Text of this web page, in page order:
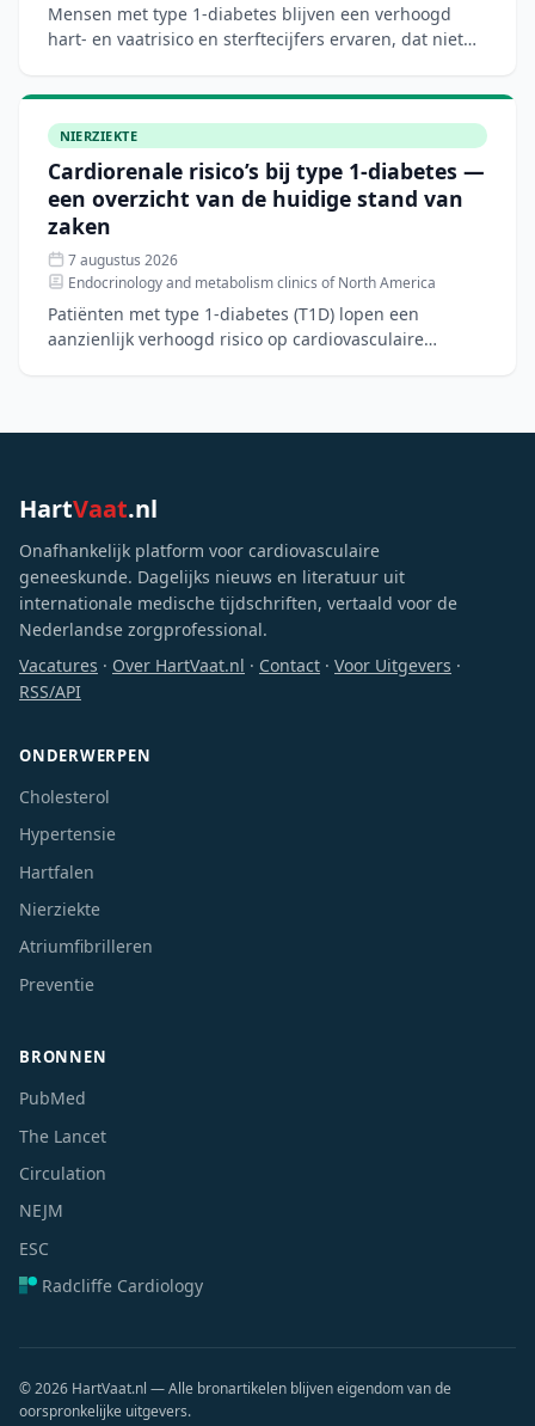
Mensen met type 1-diabetes blijven een verhoogd
hart- en vaatrisico en sterftecijfers ervaren, dat niet
NIERZIEKTE
Cardiorenale risico’s bij type 1-diabetes —
een overzicht van de huidige stand van
zaken
7 augustus 2026
Endocrinology and metabolism clinics of North America
Patiënten met type 1-diabetes (T1D) lopen een
aanzienlijk verhoogd risico op cardiovasculaire
HartVaat.nl
Onafhankelijk platform voor cardiovasculaire
geneeskunde. Dagelijks nieuws en literatuur uit
internationale medische tijdschriften, vertaald voor de
Nederlandse zorgprofessional.
Vacatures · Over HartVaat.nl · Contact · Voor Uitgevers ·
RSS/API
ONDERWERPEN
Cholesterol
Hypertensie
Hartfalen
Nierziekte
Atriumfibrilleren
Preventie
BRONNEN
PubMed
The Lancet
Circulation
NEJM
ESC
Radcliffe Cardiology
© 2026 HartVaat.nl — Alle bronartikelen blijven eigendom van de
oorspronkelijke uitgevers.